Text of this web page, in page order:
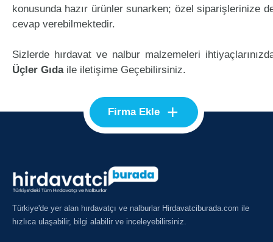
konusunda hazır ürünler sunarken; özel siparişlerinize
cevap verebilmektedir.
Sizlerde hırdavat ve nalbur malzemeleri
Üçler Gıdaile iletişime Geçebilirsiniz.
Firma Ekle +
Türkiye'de yer alan hırdavatçı ve nalburlar Hirdavatciburada.com ile
hızlıca ulaşabilir, bilgi alabilir ve inceleyebilirsiniz.